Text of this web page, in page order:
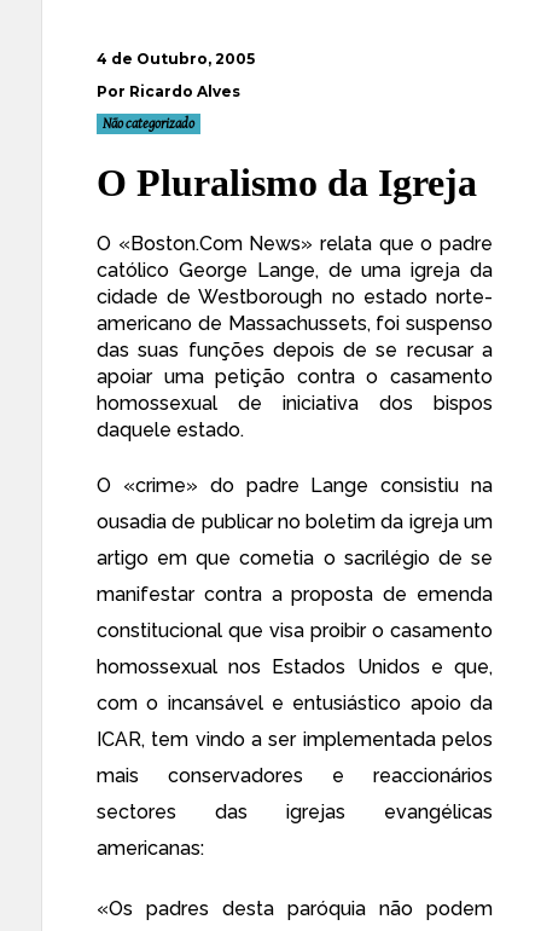
4 de Outubro, 2005
Por Ricardo Alves
Não categorizado
O Pluralismo da Igreja
O «Boston.Com News» relata que o padre
católico George Lange, de uma igreja da
cidade de Westborough no estado norte-
americano de Massachussets, foi suspenso
das suas funções depois de se recusar a
apoiar uma petição contra o casamento
homossexual de iniciativa dos bispos
daquele estado.
O «crime» do padre Lange consistiu na
ousadia de publicar no boletim da igreja um
artigo em que cometia o sacrilégio de se
manifestar contra a proposta de emenda
constitucional que visa proibir o casamento
homossexual nos Estados Unidos e que,
com o incansável e entusiástico apoio da
ICAR, tem vindo a ser implementada pelos
mais conservadores e reaccionários
sectores das igrejas evangélicas
americanas:
«Os padres desta paróquia não podem